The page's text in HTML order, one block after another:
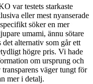
var testets starkaste
eller mest nyanserade
söker en mer
umami, ännu sötare
alternativ som går ett
högre pris. Vi hade
om ursprung och
väger tungt för
mer i detalj.